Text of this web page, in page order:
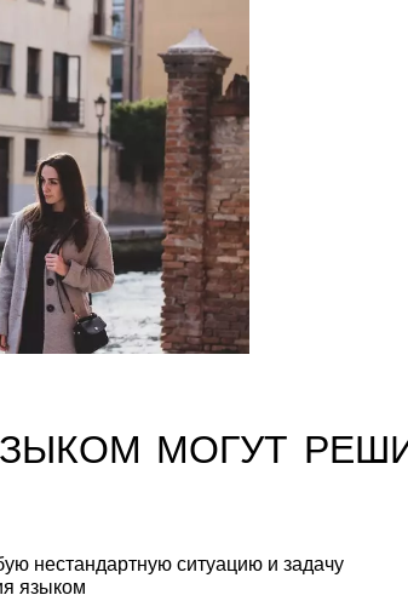
МОГУТ
нестандартную ситуацию и задачу
языком